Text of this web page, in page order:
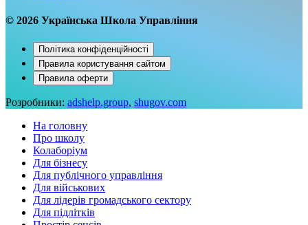
© 2026 Українська Школа Управління
Політика конфіденційностi
Правила користування сайтом
Правила оферти
Розробники: adshelp.group, shugov.com
На головну
Про школу
Колаборiум
Для бiзнесу
Для публiчного управлiння
Для вiйськових
Для лiдерiв громадського сектору
Для підлітків